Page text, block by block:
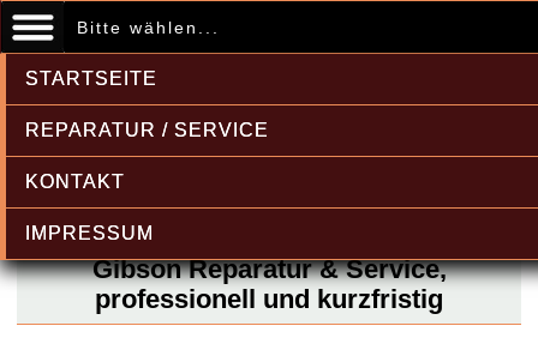
Bitte wählen...
STARTSEITE
REPARATUR / SERVICE
KONTAKT
IMPRESSUM
Gibson Reparatur & Service,
professionell und kurzfristig